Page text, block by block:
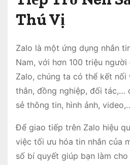
Thú Vị
Zalo là một ứng dụng nhắn
Nam, với hơn 100 triệu người
Zalo, chúng ta có thể kết nối
thân, đồng nghiệp, đối tác,…
sẻ thông tin, hình ảnh,
Để giao tiếp trên Zalo hiệu
việc tối ưu hóa tin nhắn của
số bí quyết giúp bạn làm